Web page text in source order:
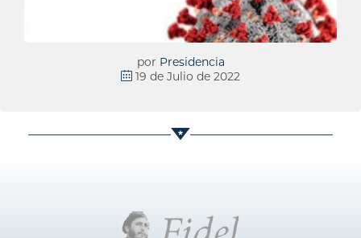
por Presidencia
19 de Julio de 2022